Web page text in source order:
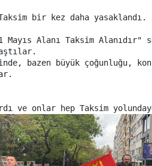
bir kez daha yasaklandı.
Alanı Taksim Alanıdır"
bazen büyük çoğunluğu,